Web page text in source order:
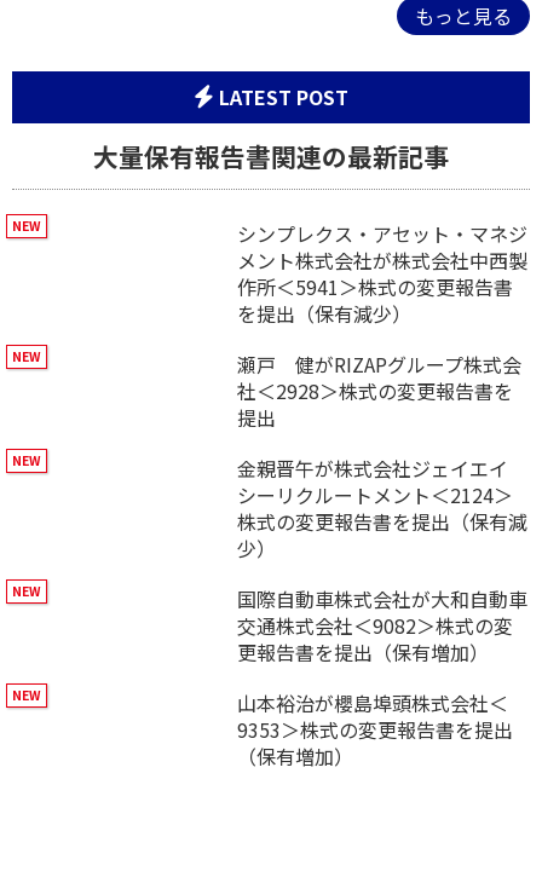
もっと見る
LATEST POST
大量保有報告書関連の最新記事
シンプレクス・アセット・マネジ
メント株式会社が株式会社中西製
作所＜5941＞株式の変更報告書
を提出（保有減少）
瀬戸 健がRIZAPグループ株式会
社＜2928＞株式の変更報告書を
提出
金親晋午が株式会社ジェイエイ
シーリクルートメント＜2124＞
株式の変更報告書を提出（保有減
少）
国際自動車株式会社が大和自動車
交通株式会社＜9082＞株式の変
更報告書を提出（保有増加）
山本裕治が櫻島埠頭株式会社＜
9353＞株式の変更報告書を提出
（保有増加）